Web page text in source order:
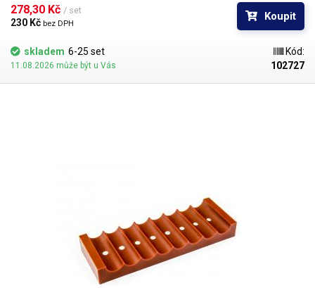
278,30 Kč / set
230 Kč bez DPH
Koupit
skladem 6-25 set
11.08.2026 může být u Vás
Kód:
102727